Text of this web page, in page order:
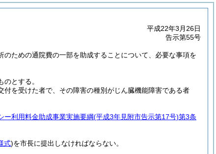
平成22年3月26日
告示第55号
ための通院費の一部を助成することについて、必要な事項を
とする。
を受けた者で、その障害の種別がじん臓機能障害である者
ー利用料金助成事業実施要綱(平成3年見附市告示第17号)第3条
式)を市長に提出しなければならない。